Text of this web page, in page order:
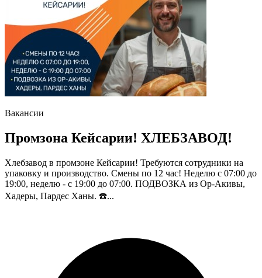
Вакансии
Промзона Кейсарии! ХЛЕБЗАВОД!
Хлебзавод в промзоне Кейсарии! Требуются сотрудники на
упаковку и производство. Смены по 12 час! Неделю с 07:00 до
19:00, неделю - с 19:00 до 07:00. ПОДВОЗКА из Ор-Акивы,
Хадеры, Пардес Ханы. ☎️...